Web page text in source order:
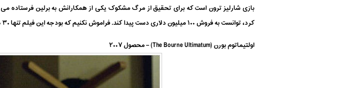
کرد، توانست به فروش ۱۰۰ میلیون دلاری دست پیدا کند. فراموش نکنیم که بودجه این فیلم تنها ۳۰ میلیون دلار بود.
اولتیماتوم بورن (The Bourne Ultimatum) – محصول ۲۰۰۷